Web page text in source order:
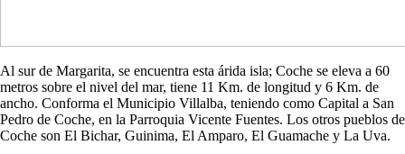
Al sur de Margarita, se encuentra esta árida isla; Coche se eleva a 60
metros sobre el nivel del mar, tiene 11 Km. de longitud y 6 Km. de
ancho. Conforma el Municipio Villalba, teniendo como Capital a San
Pedro de Coche, en la Parroquia Vicente Fuentes. Los otros pueblos de
Coche son El Bichar, Guinima, El Amparo, El Guamache y La Uva.